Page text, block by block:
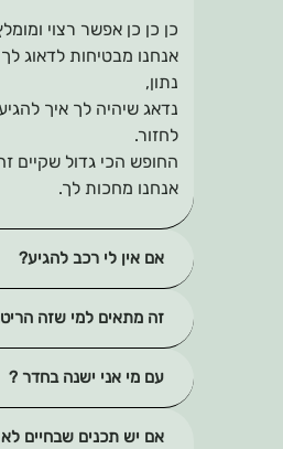
כן כן כן אפשר רצוי
אנחנו מבטיחות לדאוג
נתון,
נדאג שיהיה לך איך
לחזור.
החופש הכי גדול שקיים
אנחנו מחכות לך.
אם אין לי רכב להגיע?
זה מתאים למי שזה
עם מי אני ישנה בחדר ?
אם יש תכנים שבחיים